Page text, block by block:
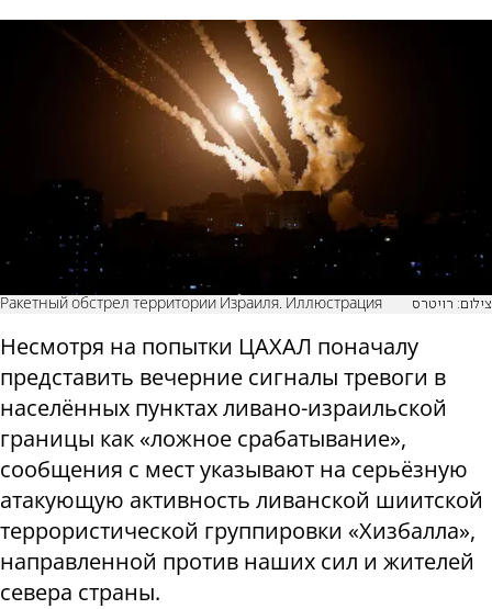
Ракетный обстрел территории Израиля. Иллюстрация צילום: רויטרס
Несмотря на попытки ЦАХАЛ поначалу
представить вечерние сигналы тревоги в
населённых пунктах ливано-израильской
границы как «ложное срабатывание»,
сообщения с мест указывают на серьёзную
атакующую активность ливанской шиитской
террористической группировки «Хизбалла»,
направленной против наших сил и жителей
севера страны.